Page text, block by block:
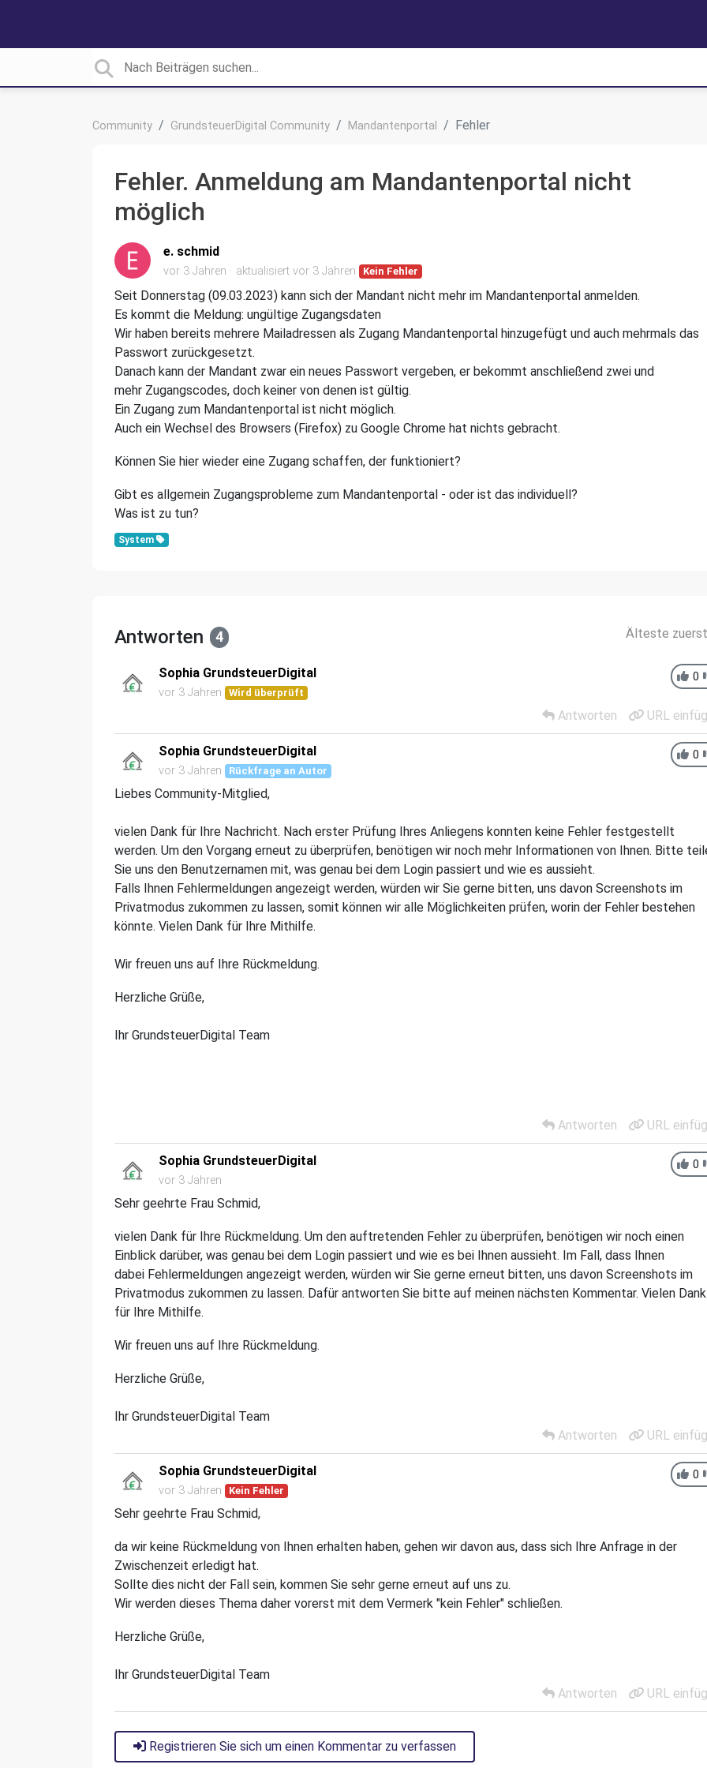
Community GrundsteuerDigital Community Mandantenportal Fehler
Fehler. Anmeldung am Mandantenportal nicht
möglich
e. schmid
vor 3 Jahren aktualisiert vor 3 Jahren Kein Fehler
Seit Donnerstag (09.03.2023) kann sich der Mandant nicht mehr im Mandantenportal anmelden.
Es kommt die Meldung: ungültige Zugangsdaten
Wir haben bereits mehrere Mailadressen als Zugang Mandantenportal hinzugefügt und auch mehrmals das
Passwort zurückgesetzt.
Danach kann der Mandant zwar ein neues Passwort vergeben, er bekommt anschließend zwei und
mehr Zugangscodes, doch keiner von denen ist gültig.
Ein Zugang zum Mandantenportal ist nicht möglich.
Auch ein Wechsel des Browsers (Firefox) zu Google Chrome hat nichts gebracht.
Können Sie hier wieder eine Zugang schaffen, der funktioniert?
Gibt es allgemein Zugangsprobleme zum Mandantenportal - oder ist das individuell?
Was ist zu tun?
System
Antworten 4 Älteste
0
Sophia GrundsteuerDigital
vor 3 Jahren Wird überprüft
Antworten URL
0
Sophia GrundsteuerDigital
vor 3 Jahren Rückfrage an Autor
Liebes Community-Mitglied,
vielen Dank für Ihre Nachricht. Nach erster Prüfung Ihres Anliegens konnten keine Fehler festgestellt
werden. Um den Vorgang erneut zu überprüfen, benötigen wir noch mehr Informationen von Ihnen. Bitte
Sie uns den Benutzernamen mit, was genau bei dem Login passiert und wie es aussieht.
Falls Ihnen Fehlermeldungen angezeigt werden, würden wir Sie gerne bitten, uns davon Screenshots im
Privatmodus zukommen zu lassen, somit können wir alle Möglichkeiten prüfen, worin der Fehler bestehen
könnte. Vielen Dank für Ihre Mithilfe.
Wir freuen uns auf Ihre Rückmeldung.
Herzliche Grüße,
Ihr GrundsteuerDigital Team
Antworten URL
0
Sophia GrundsteuerDigital
vor 3 Jahren
Sehr geehrte Frau Schmid,
vielen Dank für Ihre Rückmeldung. Um den auftretenden Fehler zu überprüfen, benötigen wir noch einen
Einblick darüber, was genau bei dem Login passiert und wie es bei Ihnen aussieht. Im Fall, dass Ihnen
dabei Fehlermeldungen angezeigt werden, würden wir Sie gerne erneut bitten, uns davon Screenshots im
Privatmodus zukommen zu lassen. Dafür antworten Sie bitte auf meinen nächsten Kommentar. Vielen Dank
für Ihre Mithilfe.
Wir freuen uns auf Ihre Rückmeldung.
Herzliche Grüße,
Ihr GrundsteuerDigital Team
Antworten
URL
0
Sophia GrundsteuerDigital
vor 3 Jahren Kein Fehler
Sehr geehrte Frau Schmid,
da wir keine Rückmeldung von Ihnen erhalten haben, gehen wir davon aus, dass sich Ihre Anfrage in der
Zwischenzeit erledigt hat.
Sollte dies nicht der Fall sein, kommen Sie sehr gerne erneut auf uns zu.
Wir werden dieses Thema daher vorerst mit dem Vermerk "kein Fehler" schließen.
Herzliche Grüße,
Ihr GrundsteuerDigital Team
Antworten
URL
Registrieren Sie sich um einen Kommentar zu verfassen